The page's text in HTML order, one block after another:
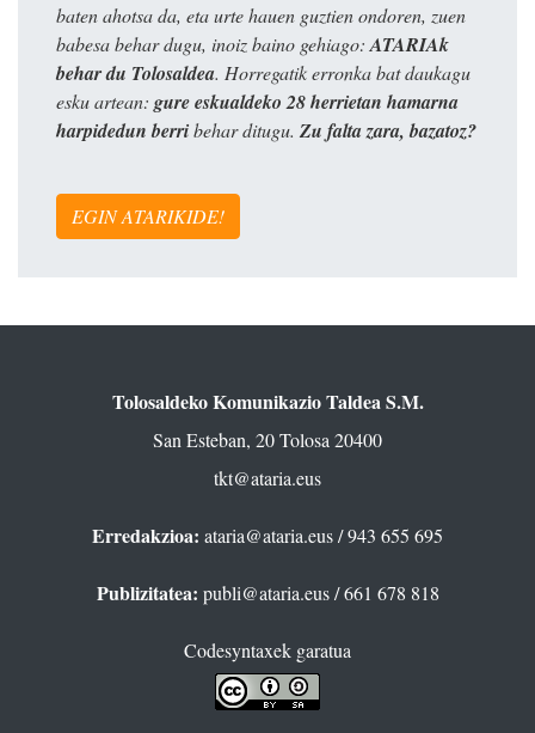
baten ahotsa da, eta urte hauen guztien ondoren, zuen
babesa behar dugu, inoiz baino gehiago: ATARIAk
behar du Tolosaldea. Horregatik erronka bat daukagu
esku artean: gure eskualdeko 28 herrietan hamarna
harpidedun berribehar ditugu. Zu falta zara, bazatoz?
EGIN ATARIKIDE!
Tolosaldeko Komunikazio Taldea S.M.
San Esteban, 20 Tolosa 20400
tkt@ataria.eus
Erredakzioa: ataria@ataria.eus/ 943 655 695
Publizitatea: publi@ataria.eus/ 661 678 818
Codesyntaxek garatua